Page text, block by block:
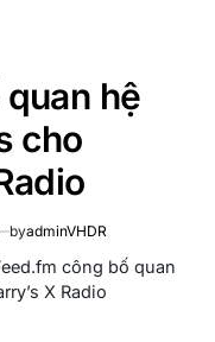
hệ
cho
byadminVHDR
công bố quan
X Radio